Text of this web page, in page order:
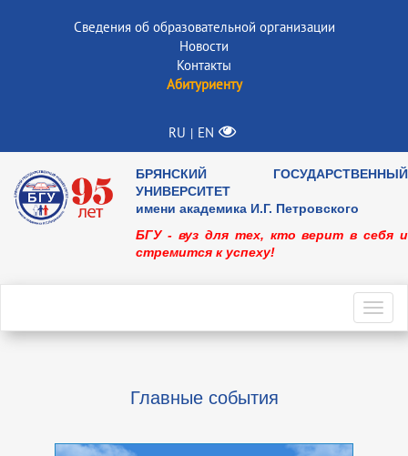
Сведения об образовательной организации
Новости
Контакты
Абитуриенту
RU | EN
БРЯНСКИЙ ГОСУДАРСТВЕННЫЙ
УНИВЕРСИТЕТ
имени академика И.Г. Петровского
БГУ - вуз для тех, кто верит в себя и
стремится к успеху!
Главные события